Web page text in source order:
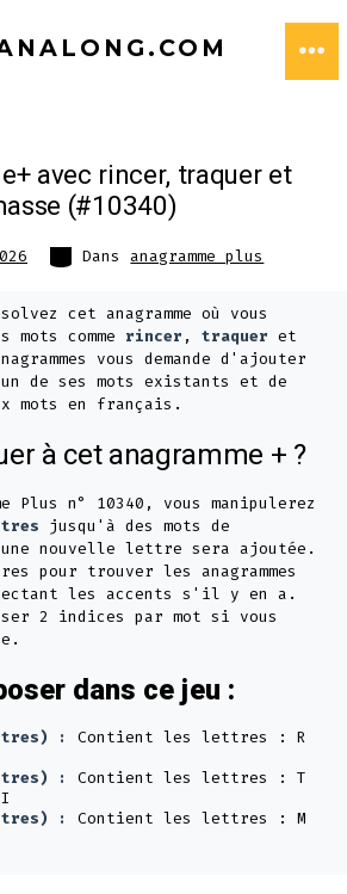
avec rincer, traquer et
(#10340)
Catégories
Dans anagramme plus
cet anagramme où vous
comme rincer ,traquer et
vous demande d'ajouter
de ses mots existants et de
mots en français.
à cet anagramme + ?
Plus n° 10340, vous manipulerez
jusqu'à des mots de
une nouvelle lettre sera ajoutée.
pour trouver les anagrammes
les accents s'il y en a.
2 indices par mot si vous
dans ce jeu :
:
Contient les lettres : R
:
Contient les lettres : T
:
Contient les lettres : M